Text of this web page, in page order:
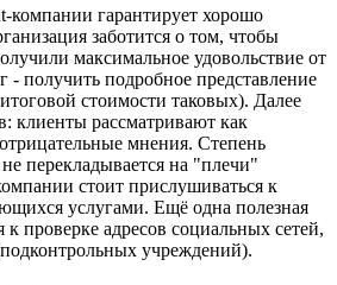
компании гарантирует хорошо
заботится о том, чтобы
максимальное удовольствие от
получить подробное представление
стоимости таковых). Далее
клиенты рассматривают как
мнения. Степень
перекладывается на "плечи"
стоит прислушиваться к
услугами. Ещё одна полезная
к проверке адресов социальных сетей,
учреждений).